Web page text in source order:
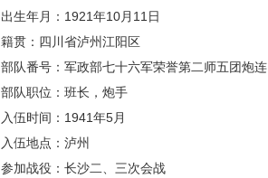
出生年月：1921年10月11日
籍贯：四川省泸州江阳区
部队番号：军政部七十六军荣誉第二师五团炮连
部队职位：班长，炮手
入伍时间：1941年5月
入伍地点：泸州
参加战役：长沙二、三次会战